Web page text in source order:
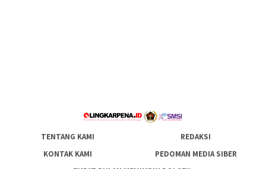
TENTANG KAMI
REDAKSI
KONTAK KAMI
PEDOMAN MEDIA SIBER